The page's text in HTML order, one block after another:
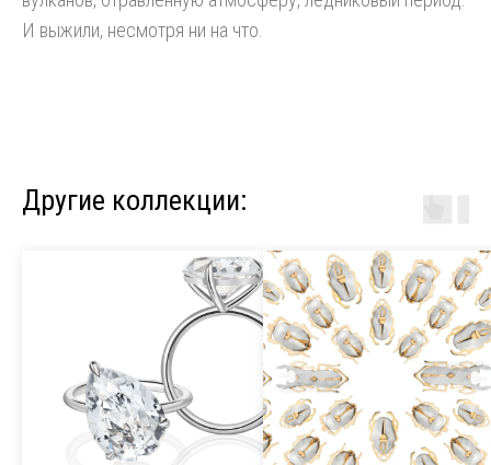
И выжили, несмотря ни на что.
Другие коллекции: